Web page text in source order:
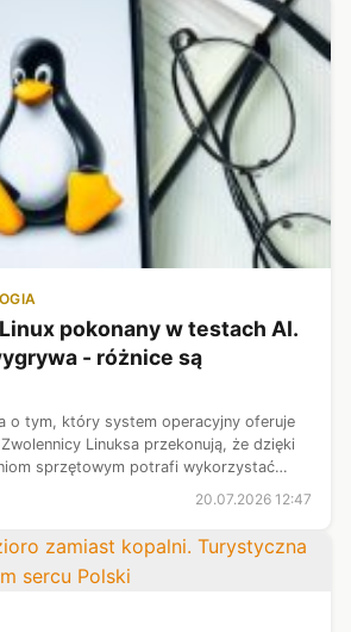
pokonany w testach AI.
- różnice są
o tym, który system operacyjny oferuje
Linuksa przekonują, że dzięki
sprzętowym potrafi wykorzystać
20.07.2026 12:47